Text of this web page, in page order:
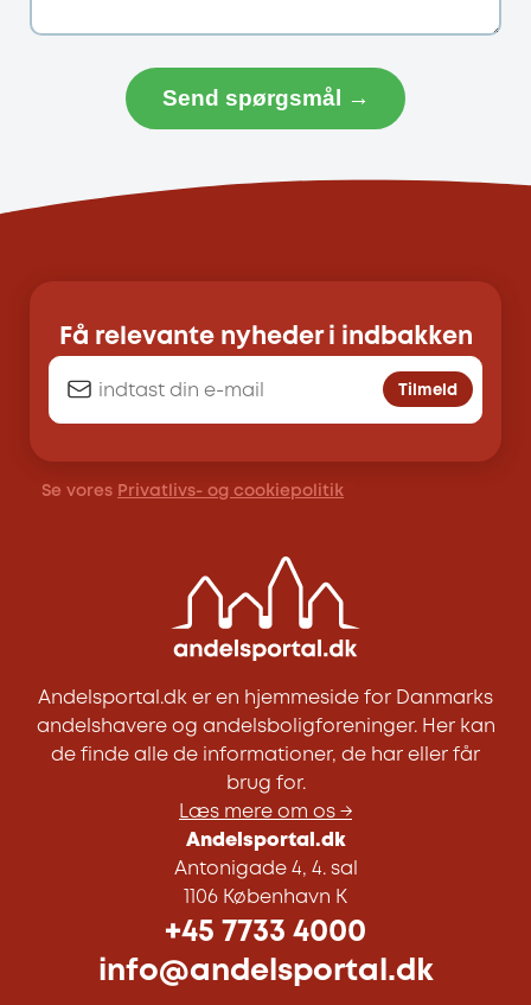
Send spørgsmål →
Få relevante nyheder i indbakken
Tilmeld
Se vores Privatlivs- og cookiepolitik
Andelsportal.dk er en hjemmeside for Danmarks
andelshavere og andelsboligforeninger. Her kan
de finde alle de informationer, de har eller får
brug for.
Læs mere om os →
Andelsportal.dk
Antonigade 4, 4. sal
1106 København K
+45 7733 4000
info@andelsportal.dk